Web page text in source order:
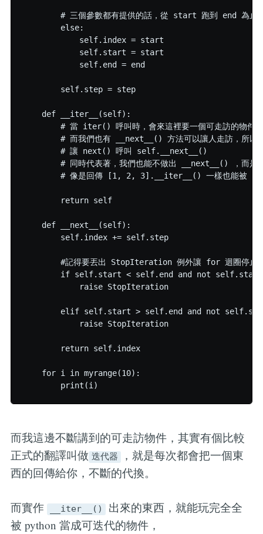
# 三個參數都有提供的話，從 start 跑到 end 為止
        else:
            self.index = start
            self.start = start
            self.end = end
        self.step = step
    def __iter__(self):
        # 當 iter() 呼叫時，會來這裡要一個可走訪的物件
# 而我們也有 __next__() 方法可以讓人走訪，所
        # 讓 next() 呼叫 self.__next__()
# 同時代表著，我們也能不做出 __next__() ，而是
# 像是回傳 [1, 2, 3].__iter__() 一樣也能被
        return self
    def __next__(self):
        self.index += self.step
#記得要丟出 StopIteration 例外讓 for 迴圈停止
if self.start < self.end and not
            raise StopIteration
elif self.start > self.end and not
            raise StopIteration
        return self.index
    for i in myrange(10):
而我這邊不斷講到的可走訪物件，其實有個比較
正式的翻譯叫做 迭代器 ，就是每次都會把一個東
西的回傳給你，不斷的代換。
而實作 __iter__() 出來的東西，就能玩完全全
被 python 當成可迭代的物件，